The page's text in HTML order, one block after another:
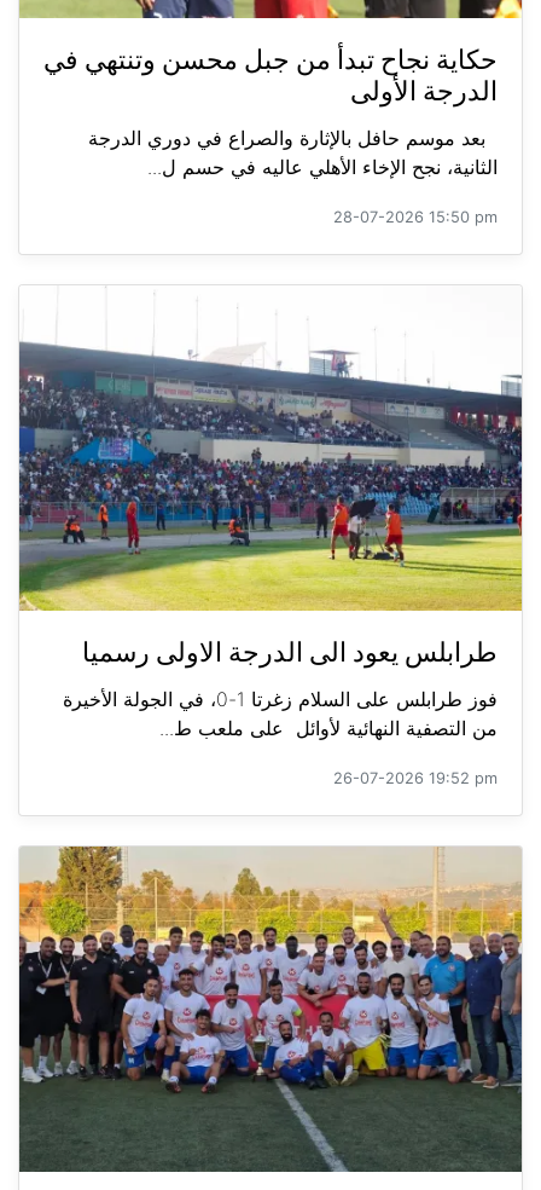
حكاية نجاح تبدأ من جبل محسن وتنتهي في
الدرجة الأولى
بعد موسم حافل بالإثارة والصراع في دوري الدرجة
الثانية، نجح الإخاء الأهلي عاليه في حسم ل...
28-07-2026 15:50 pm
طرابلس يعود الى الدرجة الاولى رسميا
فوز طرابلس على السلام زغرتا 1-0، في الجولة الأخيرة
من التصفية النهائية لأوائل على ملعب ط...
26-07-2026 19:52 pm